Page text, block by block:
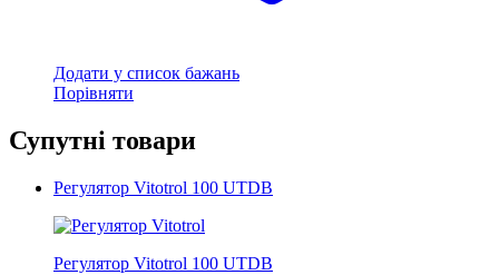
Додати у список бажань
Порівняти
Супутні товари
Регулятор Vitotrol 100 UTDB
Регулятор Vitotrol 100 UTDB